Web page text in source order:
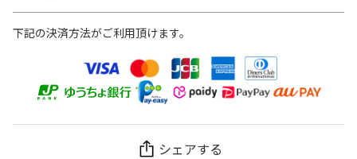
下記の決済方法がご利用頂けます。
シェアする